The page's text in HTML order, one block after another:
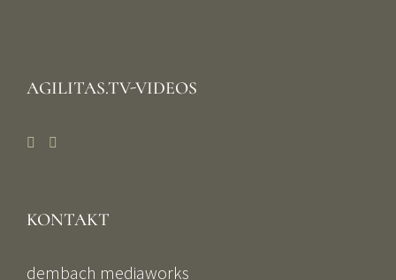
AGILITAS.TV-VIDEOS
KONTAKT
dembach mediaworks